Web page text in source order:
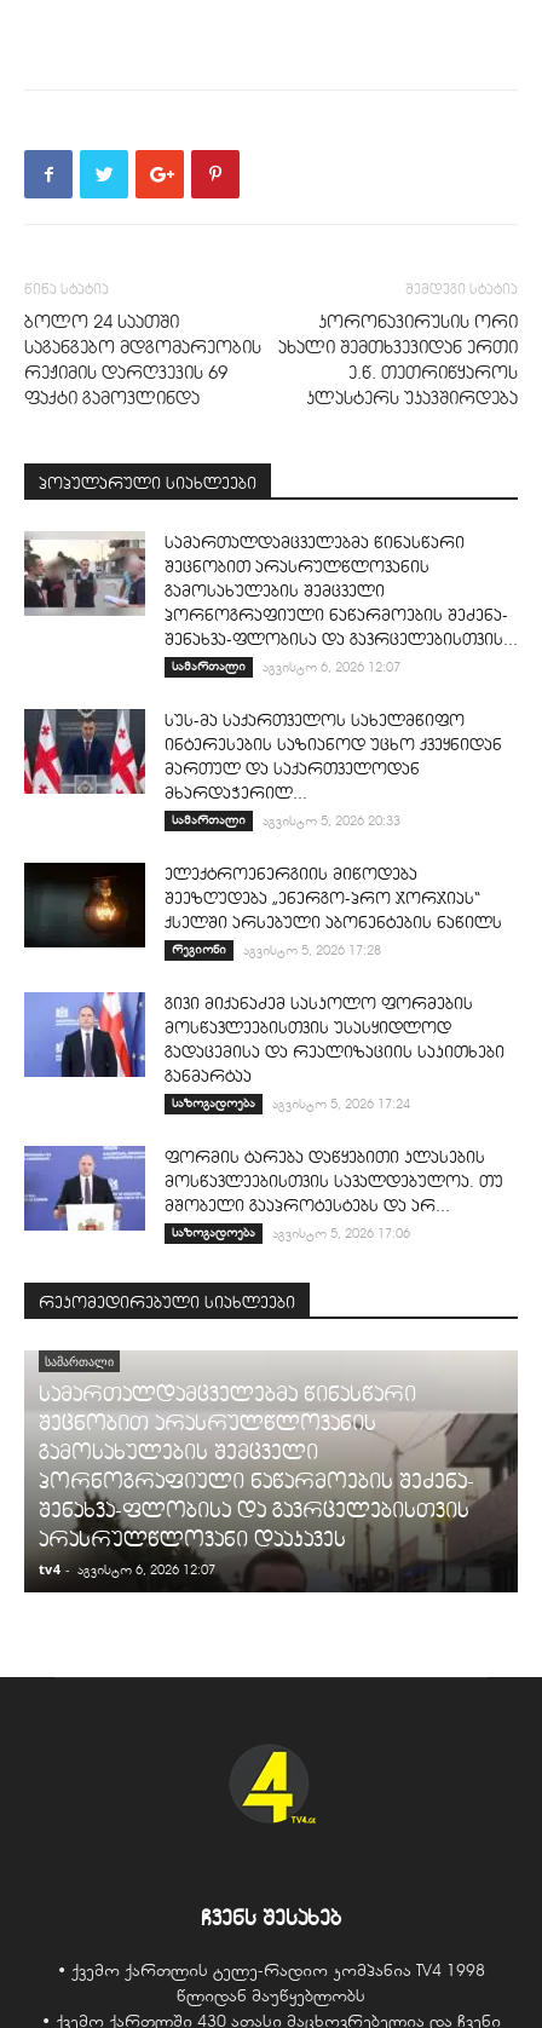
წინა სტატია
ბოლო 24 საათში
საგანგებო მდგომარეობის
რეჟიმის დარღვევის 69
ფაქტი გამოვლინდა
შემდეგი სტატია
კორონავირუსის ორი
ახალი შემთხვევიდან ერთი
ე.წ. თეთრიწყაროს
კლასტერს უკავშირდება
პოპულარული სიახლეები
სამართალდამცველებმა წინასწარი
შეცნობით არასრულწლოვანის
გამოსახულების შემცველი
პორნოგრაფიული ნაწარმოების შეძენა-
შენახვა-ფლობისა და გავრცელებისთვის...
სამართალი აგვისტო 6, 2026 12:07
სუს-მა საქართველოს სახელმწიფო
ინტერესების საზიანოდ უცხო ქვეყნიდან
მართულ და საქართველოდან
მხარდაჭერილ...
სამართალი აგვისტო 5, 2026 20:33
ელექტროენერგიის მიწოდება
შეეზღუდება „ენერგო-პრო ჯორჯიას“
ქსელში არსებული აბონენტების ნაწილს
რეგიონი აგვისტო 5, 2026 17:28
გივი მიქანაძემ სასკოლო ფორმების
მოსწავლეებისთვის უსასყიდლოდ
გადაცემისა და რეალიზაციის საკითხები
განმარტაა
საზოგადოება აგვისტო 5, 2026 17:24
ფორმის ტარება დაწყებითი კლასების
მოსწავლეებისთვის სავალდებულოა. თუ
მშობელი გააპროტესტებს და არ...
საზოგადოება აგვისტო 5, 2026 17:06
რეკომედირებული სიახლეები
ᲡᲐᲛᲐᲠᲗᲐᲚᲘ
სამართალდამცველებმა წინასწარი
შეცნობით არასრულწლოვანის
გამოსახულების შემცველი
პორნოგრაფიული ნაწარმოების შეძენა-
შენახვა-ფლობისა და გავრცელებისთვის
არასრულწლოვანი დააკავეს
tv4 - აგვისტო 6, 2026 12:07
ჩვენს შესახებ
• ქვემო ქართლის ტელე-რადიო კომპანია TV4 1998
წლიდან მაუწყებლობს
• ქვემო ქართლში 430 ათასი მაცხოვრებელია და ჩვენი